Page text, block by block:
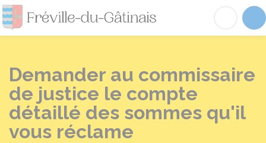
Fréville-du-
Demander au commissaire
de justice le compte
détaillé des sommes qu'il
vous réclame